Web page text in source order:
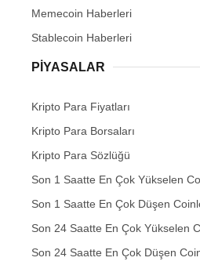
Memecoin Haberleri
Stablecoin Haberleri
PIYASALAR
Kripto Para Fiyatları
Kripto Para Borsaları
Kripto Para Sözlüğü
Son 1 Saatte En Çok Yükselen
Son 1 Saatte En Çok Düşen
Son 24 Saatte En Çok Yükselen
Son 24 Saatte En Çok Düşen